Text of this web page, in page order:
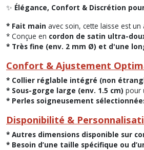
✨ Élégance, Confort & Discrétion
* Fait main avec soin, cette laisse est
* Conçue en cordon de satin ultra-
* Très fine (env. 2 mm Ø) et d'une
Confort & Ajustement
* Collier réglable intégré (non
* Sous-gorge large (env. 1.5 cm) pour
* Perles soigneusement
Disponibilité &
* Autres dimensions disponible sur
* Besoin d’une taille spécifique ou